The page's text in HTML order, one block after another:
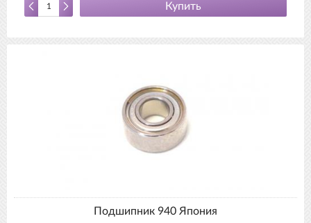
Купить
Подшипник 940 Япония